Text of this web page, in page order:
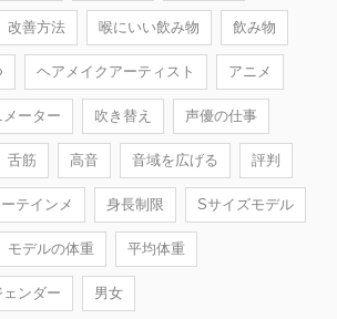
改善方法 喉にいい飲み物 飲み物
ヘアメイクアーティスト アニメ
メーター 吹き替え 声優の仕事
舌筋 高音 音域を広げる 評判
テインメ 身長制限 Sサイズモデル
モデルの体重 平均体重
ェンダー 男女